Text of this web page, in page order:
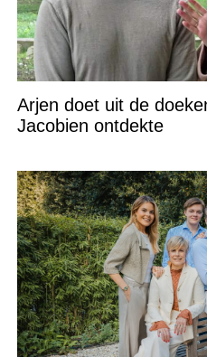
Arjen doet uit de
Jacobien ontdekte